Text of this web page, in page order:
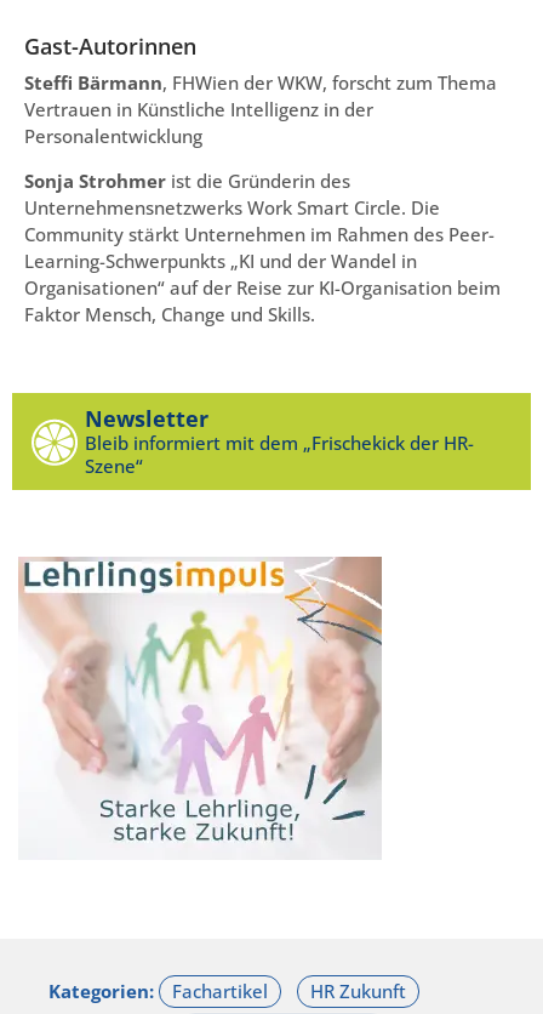
Gast-Autorinnen
Steffi Bärmann, FHWien der WKW, forscht zum Thema
Vertrauen in Künstliche Intelligenz in der
Personalentwicklung
Sonja Strohmer ist die Gründerin des
Unternehmensnetzwerks Work Smart Circle. Die
Community stärkt Unternehmen im Rahmen des Peer-
Learning-Schwerpunkts „KI und der Wandel in
Organisationen“ auf der Reise zur KI-Organisation beim
Faktor Mensch, Change und Skills.
Newsletter
Bleib informiert mit dem „Frischekick der HR-
Szene“
Kategorien: